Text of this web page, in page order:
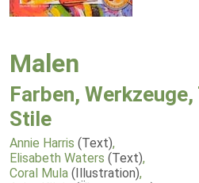
Malen
Farben,
Stile
Annie Harris (Text),
Elisabeth Waters (Text),
Coral Mula (Illustration),